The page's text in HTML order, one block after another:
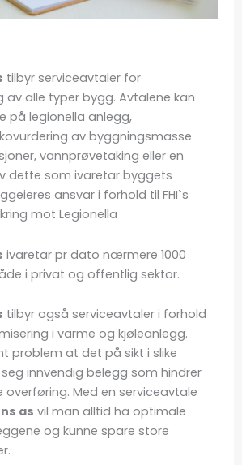
tilbyr serviceavtaler for
av alle typer bygg. Avtalene kan
på legionella anlegg,
av byggningsmasse
vannprøvetaking eller en
dette som ivaretar byggets
ansvar i forhold til FHI`s
mot Legionella
ivaretar pr dato nærmere 1000
i privat og offentlig sektor.
tilbyr også serviceavtaler i forhold
i varme og kjøleanlegg.
problem at det på sikt i slike
innvendig belegg som hindrer
overføring. Med en serviceavtale
as vil man alltid ha optimale
og kunne spare store